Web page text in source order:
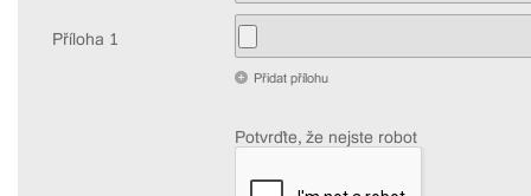
Příloha 1
Přidat přílohu
Potvrďte, že nejste robot